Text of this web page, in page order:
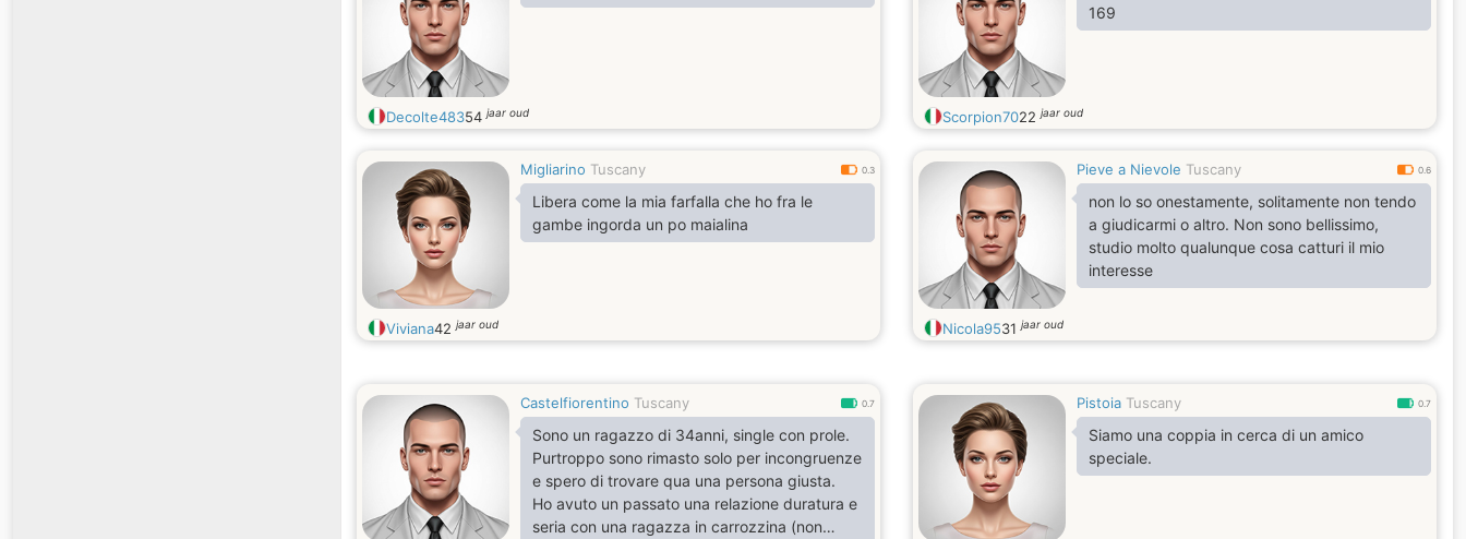
Decolte48354jaar oud
169
Scorpion7022jaar oud
Migliarino Tuscany 0.3
Libera come la mia farfalla che ho fra le
gambe ingorda un po maialina
Viviana42jaar oud
Pieve a Nievole Tuscany 0.6
non lo so onestamente, solitamente non tendo
a giudicarmi o altro. Non sono bellissimo,
studio molto qualunque cosa catturi il mio
interesse
Nicola9531jaar oud
Castelfiorentino Tuscany 0.7
Sono un ragazzo di 34anni, single con prole.
Purtroppo sono rimasto solo per incongruenze
e spero di trovare qua una persona giusta.
Ho avuto un passato una relazione duratura e
seria con una ragazza in carrozzina (non
Pistoia Tuscany 0.7
Siamo una coppia in cerca di un amico
speciale.